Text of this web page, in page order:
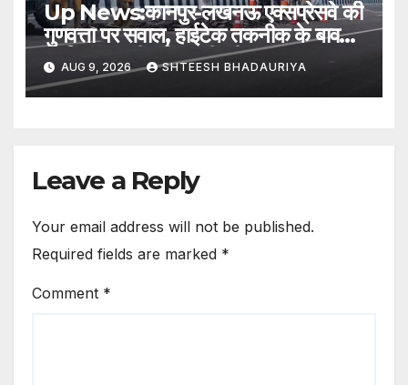
Up News:कानपुर-लखनऊ एक्सप्रेसवे की
गुणवत्ता पर सवाल, हाईटेक तकनीक के बावजूद
खामियां; मानवीय निगरानी की जरूरत –
Questions Raised Over
Kanpur-lucknow Expressway
AUG 9, 2026 SHTEESH BHADAURIYA
Leave a Reply
Your email address will not be published.
Required fields are marked *
Comment *